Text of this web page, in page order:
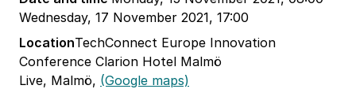
Wednesday, 17 November 2021, 17:00
LocationTechConnect Europe Innovation
Conference Clarion Hotel Malmö
Live, Malmö, (Google maps)